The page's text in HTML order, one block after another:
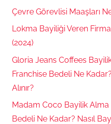
Çevre Görevlisi Maaşları
Lokma Bayiliği Veren
(2024)
Gloria Jeans Coffees
Franchise Bedeli Ne
Alınır?
Madam Coco Bayilik Alma
Bedeli Ne Kadar? Nasıl